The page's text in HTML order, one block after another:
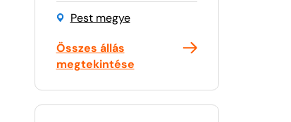
Pest megye
Összes állás
megtekintése